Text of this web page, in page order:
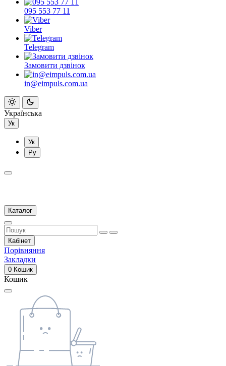
095 553 77 11
Viber
Telegram
Замовити дзвінок
in@eimpuls.com.ua
Українська
Ук
Ук
Ру
Каталог
Кабінет
Порівняння
Закладки
0 Кошик
Кошик